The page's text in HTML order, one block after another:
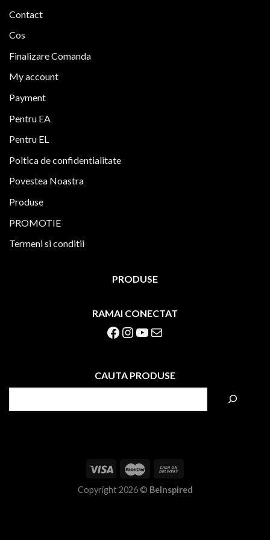
Contact
Cos
Finalizare Comanda
My account
Payment
Pentru EA
Pentru EL
Poltica de confidentialitate
Povestea Noastra
Produse
PROMOTIE
Termeni si conditii
PRODUSE
RAMAI CONECTAT
Facebook Instagram YouTube Mail
CAUTA PRODUSE
Copyright 2026 © BeInspired